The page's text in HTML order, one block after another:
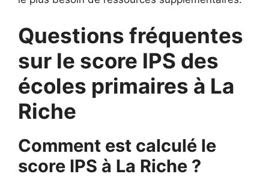
Questions fréquentes
sur le score IPS des
écoles primaires à La
Riche
Comment est calculé le
score IPS à La Riche ?